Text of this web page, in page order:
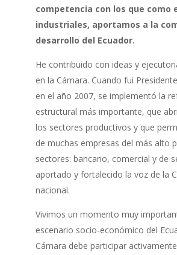
competencia con los que como
industriales, aportamos a la
desarrollo del Ecuador.
He contribuido con ideas y
en la Cámara. Cuando fui
en el año 2007, se implementó la
estructural más importante, que
los sectores productivos y que
de muchas empresas del más alto
sectores: bancario, comercial y de
aportado y fortalecido la voz de la
nacional.
Vivimos un momento muy
escenario socio-económico del
Cámara debe participar